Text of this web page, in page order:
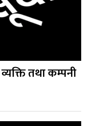
तथा कम्पनी